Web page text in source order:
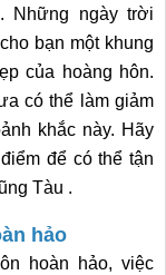
Những ngày trời
bạn một khung
của hoàng hôn.
có thể làm giảm
khắc này. Hãy
để có thể tận
Tàu .
hảo
hoàn hảo, việc